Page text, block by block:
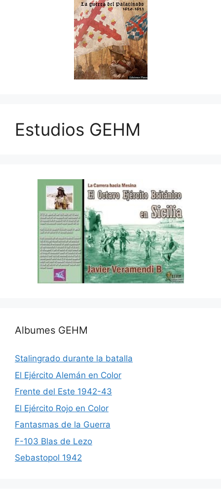
Estudios GEHM
Albumes GEHM
Stalingrado durante la batalla
El Ejército Alemán en Color
Frente del Este 1942-43
El Ejército Rojo en Color
Fantasmas de la Guerra
F-103 Blas de Lezo
Sebastopol 1942